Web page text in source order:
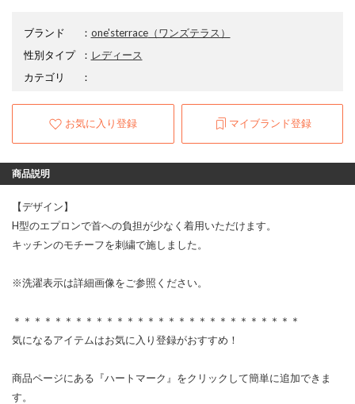
ブランド ： one'sterrace（ワンズテラス）
性別タイプ
： レディース
カテゴリ
：
お気に入り登録 マイブランド登録
商品説明
【デザイン】
H型のエプロンで首への負担が少なく着用いただけます。
キッチンのモチーフを刺繍で施しました。
※洗濯表示は詳細画像をご参照ください。
＊＊＊＊＊＊＊＊＊＊＊＊＊＊＊＊＊＊＊＊＊＊＊＊＊＊＊＊
気になるアイテムはお気に入り登録がおすすめ！
商品ページにある『ハートマーク』をクリックして簡単に追加できま
す。